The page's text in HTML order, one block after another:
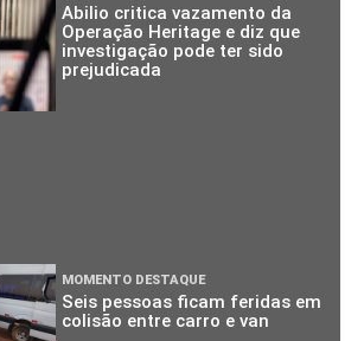
Abilio critica vazamento da
Operação Heritage e diz que
investigação pode ter sido
prejudicada
MOMENTO DESTAQUE
Seis pessoas ficam feridas em
colisão entre carro e van